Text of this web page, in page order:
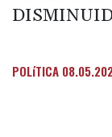
POLíTICA